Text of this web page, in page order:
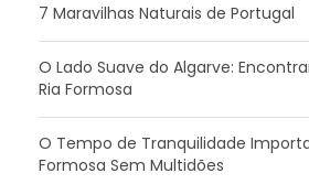
7 Maravilhas Naturais de Portugal
O Lado Suave do Algarve:
Ria Formosa
O Tempo de Tranquilidade
Formosa Sem Multidões